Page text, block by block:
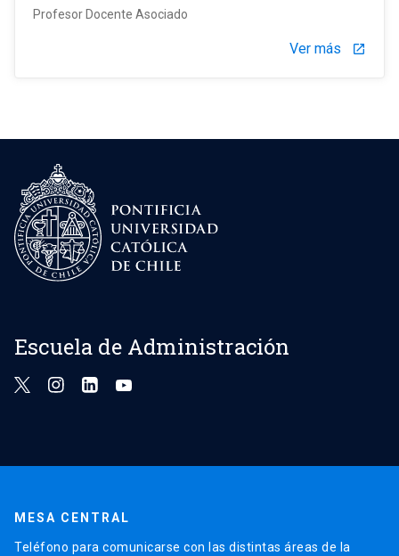
Profesor Docente Asociado
Ver más launch
Escuela de Administración
MESA CENTRAL
Teléfono para comunicarse con las distintas áreas de la